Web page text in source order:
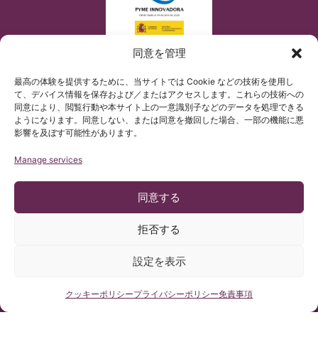
同意を管理
最高の体験を提供するために、当サイトでは Cookie などの技術を使用し
て、デバイス情報を保存および／またはアクセスします。これらの技術への
同意により、閲覧行動や本サイト上の一意識別子などのデータを処理できる
ようになります。同意しない、または同意を撤回した場合、一部の機能に悪
影響を及ぼす可能性があります。
Manage services
同意する
拒否する
設定を表示
クッキーポリシープライバシーポリシー免責事項
バルセロナキアリ奇形＆脊髄空洞症＆脊柱側弯症研究所は、個人
情報の取り扱いをEU一般データ保護規則(規則2016/679)に従って
脊柱側弯症研究所サイトをご覧になっている方の参考のために、
無料医療相談はこちらから